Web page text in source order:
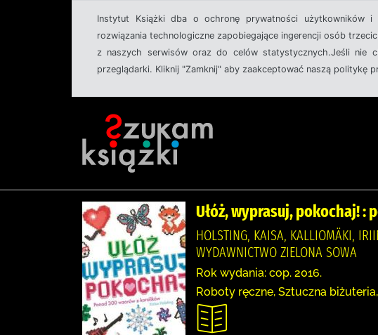
Instytut Książki dba o ochronę prywatności użytkowników
rozwiązania technologiczne zapobiegające ingerencji osób
z naszych serwisów oraz do celów statystycznych.Jeśli nie
przeglądarki. Kliknij "Zamknij" aby zaakceptować naszą politykę
Ułóż, wyprasuj, pokochaj! :
HOLSTING, KAISA, KALLIOMÄKI,
WYDAWNICTWO ZIELONA SOWA
Rok wydania: cop. 2016.
Roboty ręczne, Sztuczna